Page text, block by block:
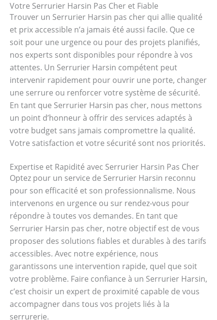
Votre Serrurier Harsin Pas Cher et Fiable
Trouver un Serrurier Harsin pas cher qui allie qualité
et prix accessible n’a jamais été aussi facile. Que ce
soit pour une urgence ou pour des projets planifiés,
nos experts sont disponibles pour répondre à vos
attentes. Un Serrurier Harsin compétent peut
intervenir rapidement pour ouvrir une porte, changer
une serrure ou renforcer votre système de sécurité.
En tant que Serrurier Harsin pas cher, nous mettons
un point d’honneur à offrir des services adaptés à
votre budget sans jamais compromettre la qualité.
Votre satisfaction et votre sécurité sont nos priorités.
Expertise et Rapidité avec Serrurier Harsin Pas Cher
Optez pour un service de Serrurier Harsin reconnu
pour son efficacité et son professionnalisme. Nous
intervenons en urgence ou sur rendez-vous pour
répondre à toutes vos demandes. En tant que
Serrurier Harsin pas cher, notre objectif est de vous
proposer des solutions fiables et durables à des tarifs
accessibles. Avec notre expérience, nous
garantissons une intervention rapide, quel que soit
votre problème. Faire confiance à un Serrurier Harsin,
c’est choisir un expert de proximité capable de vous
accompagner dans tous vos projets liés à la
serrurerie.